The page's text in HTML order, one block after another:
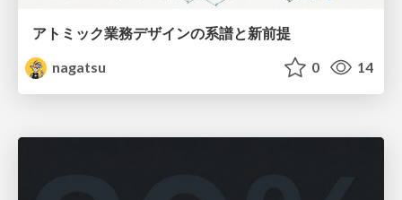
アトミック業務デザインの系譜と新前提
nagatsu
0 14